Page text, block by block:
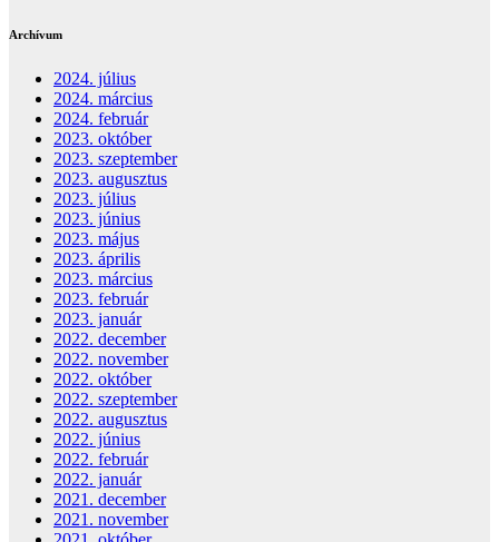
Archívum
2024. július
2024. március
2024. február
2023. október
2023. szeptember
2023. augusztus
2023. július
2023. június
2023. május
2023. április
2023. március
2023. február
2023. január
2022. december
2022. november
2022. október
2022. szeptember
2022. augusztus
2022. június
2022. február
2022. január
2021. december
2021. november